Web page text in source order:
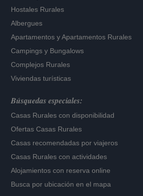
Hostales Rurales
Albergues
Apartamentos yApartamentos Rurales
Campings y Bungalows
Complejos Rurales
Viviendas turísticas
Búsquedas especiales:
Casas Rurales con disponibilidad
Ofertas Casas Rurales
Casas recomendadas por viajeros
Casas Rurales con actividades
Alojamientos con reserva online
Busca por ubicación en el mapa